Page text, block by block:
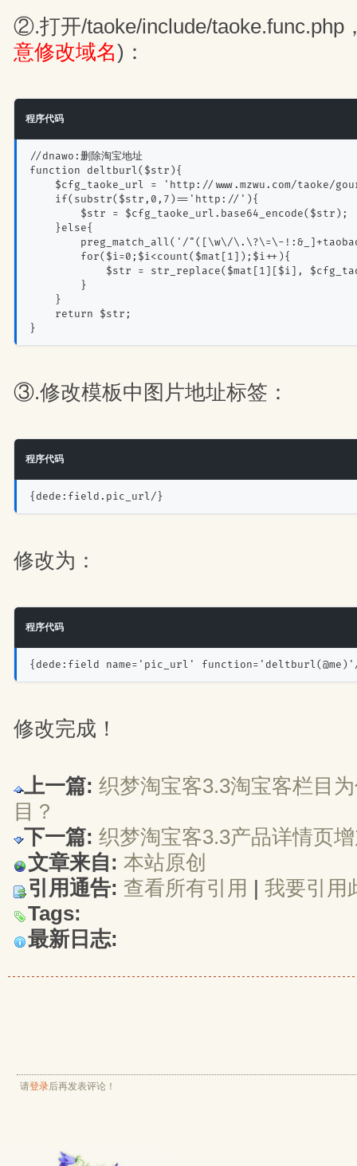
②.打开/taoke/include/taoke.func.php
意修改域名)：
程序代码
//dnawo:删除淘宝地址
function deltburl($str){
$cfg_taoke_url = 'http://www.mzwu.com/taoke/
if(substr($str,0,7)=='http://'){
$str = $cfg_taoke_url.base64_encode($str);
}else{
preg_match_all('/"([\w\/\.\?\=\-
for($i=0;$i<count($mat[1]);$i++){
$str = str_replace($mat[1][$i],
}
}
return $str;
}
③.修改模板中图片地址标签：
程序代码
{dede:field.pic_url/}
修改为：
程序代码
{dede:field name='pic_url'
修改完成！
上一篇: 织梦淘宝客3.3淘宝客栏目
目？
下一篇: 织梦淘宝客3.3产品详情页
文章来自: 本站原创
引用通告: 查看所有引用 | 我要引用
Tags:
最新日志:
请登录后再发表评论！